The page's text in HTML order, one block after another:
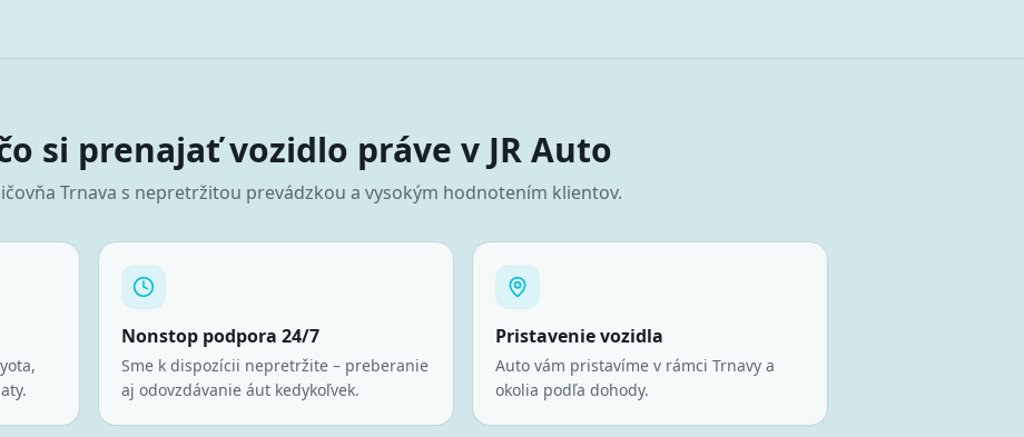
si prenajať vozidlo práve v JR Auto
Trnava s nepretržitou prevádzkou a vysokým hodnotením klientov.
Nonstop podpora 24/7
Sme k dispozícii nepretržite – preberanie
aj odovzdávanie áut kedykoľvek.
Pristavenie vozidla
Auto vám pristavíme v rámci Trnavy a
okolia podľa dohody.